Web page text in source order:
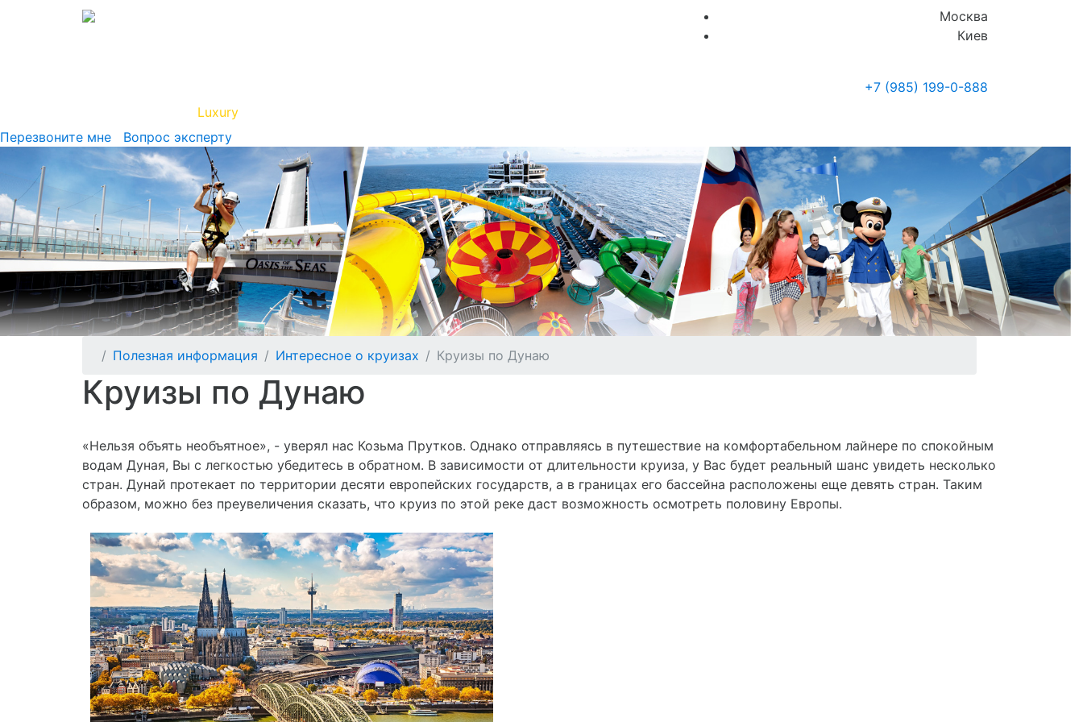
Москва
Киев
+7 (985) 199-0-888
Luxury
Перезвоните мне
Вопрос эксперту
Полезная информация Интересное о круизах Круизы по Дунаю
Круизы по Дунаю
«Нельзя объять необъятное», - уверял нас Козьма Прутков. Однако отправляясь в путешествие на комфортабельном лайнере по спокойным
водам Дуная, Вы с легкостью убедитесь в обратном. В зависимости от длительности круиза, у Вас будет реальный шанс увидеть несколько
стран. Дунай протекает по территории десяти европейских государств, а в границах его бассейна расположены еще девять стран. Таким
образом, можно без преувеличения сказать, что круиз по этой реке даст возможность осмотреть половину Европы.